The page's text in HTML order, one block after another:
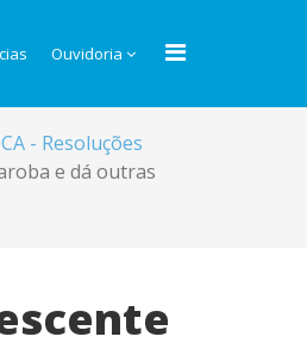
Ouvidoria
- Resoluções
e dá outras